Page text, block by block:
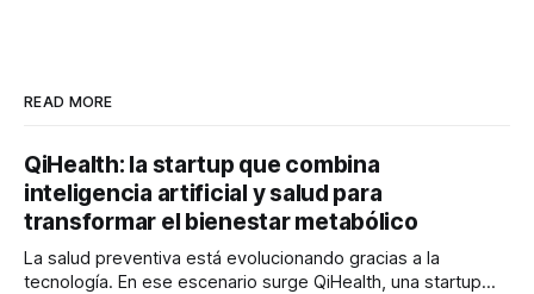
READ MORE
QiHealth: la startup que combina
inteligencia artificial y salud para
transformar el bienestar metabólico
La salud preventiva está evolucionando gracias a la
tecnología. En ese escenario surge QiHealth, una startup